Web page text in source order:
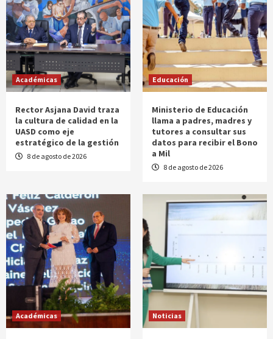
Académicas
Rector Asjana David traza
la cultura de calidad en la
UASD como eje
estratégico de la gestión
8 de agosto de 2026
Educación
Ministerio de Educación
llama a padres, madres y
tutores a consultar sus
datos para recibir el Bono
a Mil
8 de agosto de 2026
Académicas Noticias